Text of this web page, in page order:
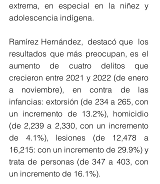
extrema, en especial en la niñez y
adolescencia indígena.
Ramírez Hernández,  destacó que  los
resultados que más preocupan, es el
aumento de cuatro delitos que
crecieron entre 2021 y 2022 (de enero
a noviembre), en contra de las
infancias: extorsión (de 234 a 265, con
un incremento de 13.2%), homicidio
(de 2,239 a 2,330, con un incremento
de 4.1%), lesiones (de 12,478 a
16,215: con un incremento de 29.9%) y
trata de personas (de 347 a 403, con
un incremento de 16.1%).